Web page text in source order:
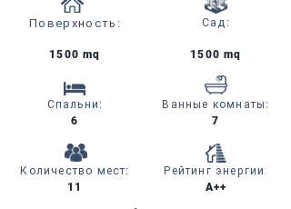
Поверхность : Сад:
1500 mq
Спальни:
6
Количество мест:
11
1500 mq
Ванные комнаты:
7
Рейтинг энергии:
A++